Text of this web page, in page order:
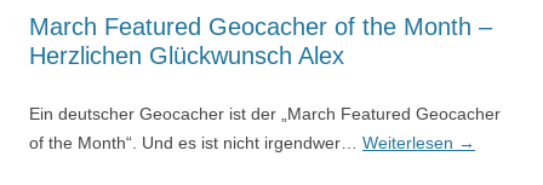
March Featured Geocacher of the Month –
Herzlichen Glückwunsch Alex
Ein deutscher Geocacher ist der „March Featured Geocacher
of the Month“. Und es ist nicht irgendwer… Weiterlesen →